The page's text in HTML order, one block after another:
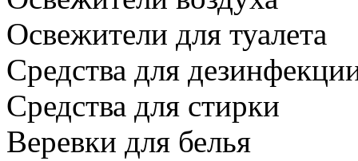
Освежители для туалета
Средства для
Средства для стирки
Веревки для белья